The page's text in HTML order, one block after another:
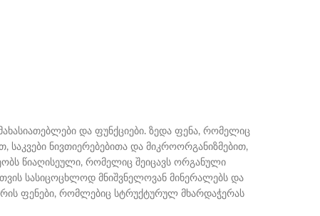
და ფუნქციები. ზედა ფენა, რომელიც
ნივთიერებებითა და მიკროორგანიზმებით,
წიაღისეული, რომელიც შეიცავს ორგანული
სასიცოცხლოდ მნიშვნელოვან მინერალებს და
ფენები, რომლებიც სტრუქტურულ მხარდაჭერას